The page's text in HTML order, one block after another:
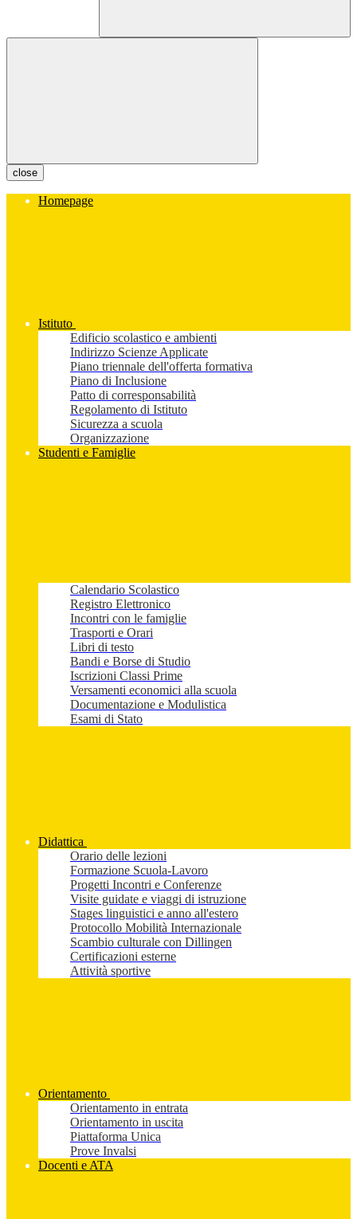
close
Homepage
Istituto
Edificio scolastico e ambienti
Indirizzo Scienze Applicate
Piano triennale dell'offerta formativa
Piano di Inclusione
Patto di corresponsabilità
Regolamento di Istituto
Sicurezza a scuola
Organizzazione
Studenti e Famiglie
Calendario Scolastico
Registro Elettronico
Incontri con le famiglie
Trasporti e Orari
Libri di testo
Bandi e Borse di Studio
Iscrizioni Classi Prime
Versamenti economici alla scuola
Documentazione e Modulistica
Esami di Stato
Didattica
Orario delle lezioni
Formazione Scuola-Lavoro
Progetti Incontri e Conferenze
Visite guidate e viaggi di istruzione
Stages linguistici e anno all'estero
Protocollo Mobilità Internazionale
Scambio culturale con Dillingen
Certificazioni esterne
Attività sportive
Orientamento
Orientamento in entrata
Orientamento in uscita
Piattaforma Unica
Prove Invalsi
Docenti e ATA